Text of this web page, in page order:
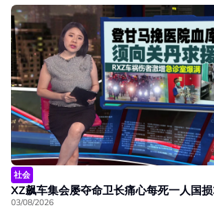
社会
XZ飙车集会屡夺命卫长痛心每死一人国
03/08/2026